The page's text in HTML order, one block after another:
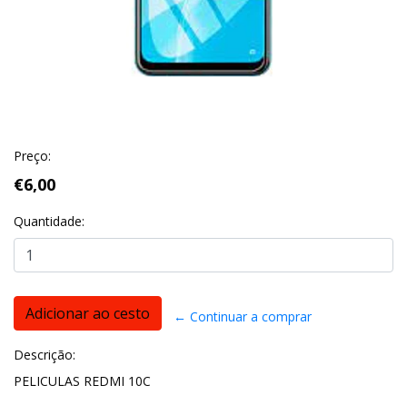
Preço:
€6,00
Quantidade:
← Continuar a comprar
Descrição:
PELICULAS REDMI 10C